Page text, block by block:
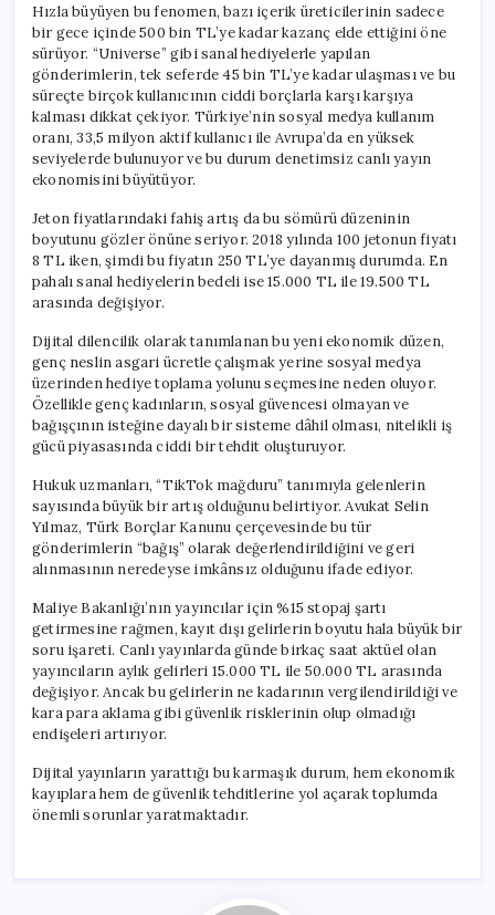
Hızla büyüyen bu fenomen, bazı içerik üreticilerinin sadece
bir gece içinde 500 bin TL’ye kadar kazanç elde ettiğini öne
sürüyor. “Universe” gibi sanal hediyelerle yapılan
gönderimlerin, tek seferde 45 bin TL’ye kadar ulaşması ve bu
süreçte birçok kullanıcının ciddi borçlarla karşı karşıya
kalması dikkat çekiyor. Türkiye’nin sosyal medya kullanım
oranı, 33,5 milyon aktif kullanıcı ile Avrupa’da en yüksek
seviyelerde bulunuyor ve bu durum denetimsiz canlı yayın
ekonomisini büyütüyor.
Jeton fiyatlarındaki fahiş artış da bu sömürü düzeninin
boyutunu gözler önüne seriyor. 2018 yılında 100 jetonun fiyatı
8 TL iken, şimdi bu fiyatın 250 TL’ye dayanmış durumda. En
pahalı sanal hediyelerin bedeli ise 15.000 TL ile 19.500 TL
arasında değişiyor.
Dijital dilencilik olarak tanımlanan bu yeni ekonomik düzen,
genç neslin asgari ücretle çalışmak yerine sosyal medya
üzerinden hediye toplama yolunu seçmesine neden oluyor.
Özellikle genç kadınların, sosyal güvencesi olmayan ve
bağışçının isteğine dayalı bir sisteme dâhil olması, nitelikli iş
gücü piyasasında ciddi bir tehdit oluşturuyor.
Hukuk uzmanları, “TikTok mağduru” tanımıyla gelenlerin
sayısında büyük bir artış olduğunu belirtiyor. Avukat Selin
Yılmaz, Türk Borçlar Kanunu çerçevesinde bu tür
gönderimlerin “bağış” olarak değerlendirildiğini ve geri
alınmasının neredeyse imkânsız olduğunu ifade ediyor.
Maliye Bakanlığı’nın yayıncılar için %15 stopaj şartı
getirmesine rağmen, kayıt dışı gelirlerin boyutu hala büyük bir
soru işareti. Canlı yayınlarda günde birkaç saat aktüel olan
yayıncıların aylık gelirleri 15.000 TL ile 50.000 TL arasında
değişiyor. Ancak bu gelirlerin ne kadarının vergilendirildiği ve
kara para aklama gibi güvenlik risklerinin olup olmadığı
endişeleri artırıyor.
Dijital yayınların yarattığı bu karmaşık durum, hem ekonomik
kayıplara hem de güvenlik tehditlerine yol açarak toplumda
önemli sorunlar yaratmaktadır.